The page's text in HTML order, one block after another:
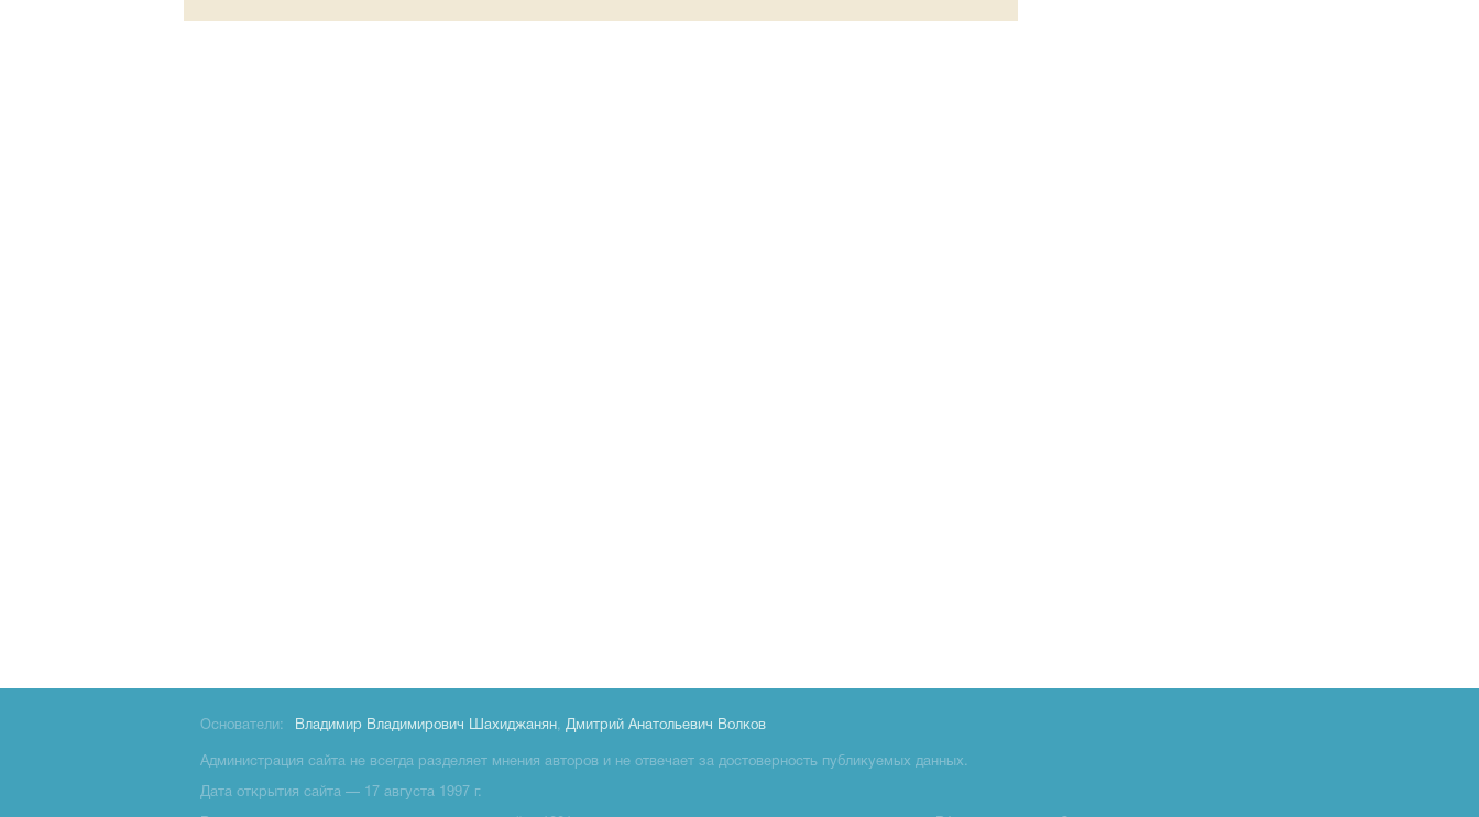
Основатели: Владимир Владимирович Шахиджанян, Дмитрий Анатольевич Волков
Администрация сайта не всегда разделяет мнения авторов и не отвечает за достоверность публикуемых данных.
Дата открытия сайта — 17 августа 1997 г.